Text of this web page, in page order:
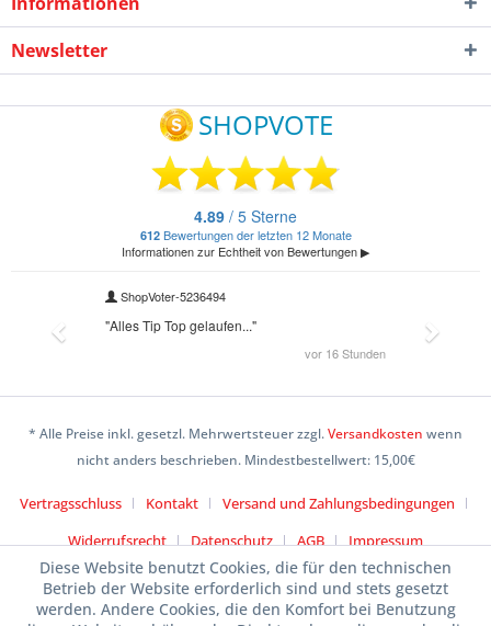
Newsletter
* Alle Preise inkl. gesetzl. Mehrwertsteuer zzgl.Versandkosten wenn
nicht anders beschrieben. Mindestbestellwert: 15,00€
Vertragsschluss Kontakt
Versand und Zahlungsbedingungen
Widerrufsrecht
Datenschutz AGB Impressum
Diese Website benutzt Cookies, die für den technischen
Betrieb der Website erforderlich sind und stets gesetzt
werden. Andere Cookies, die den Komfort bei Benutzung